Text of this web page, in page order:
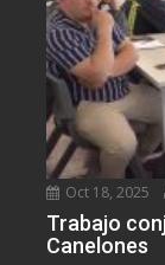
Oct 18, 2025
Trabajo
Canelones